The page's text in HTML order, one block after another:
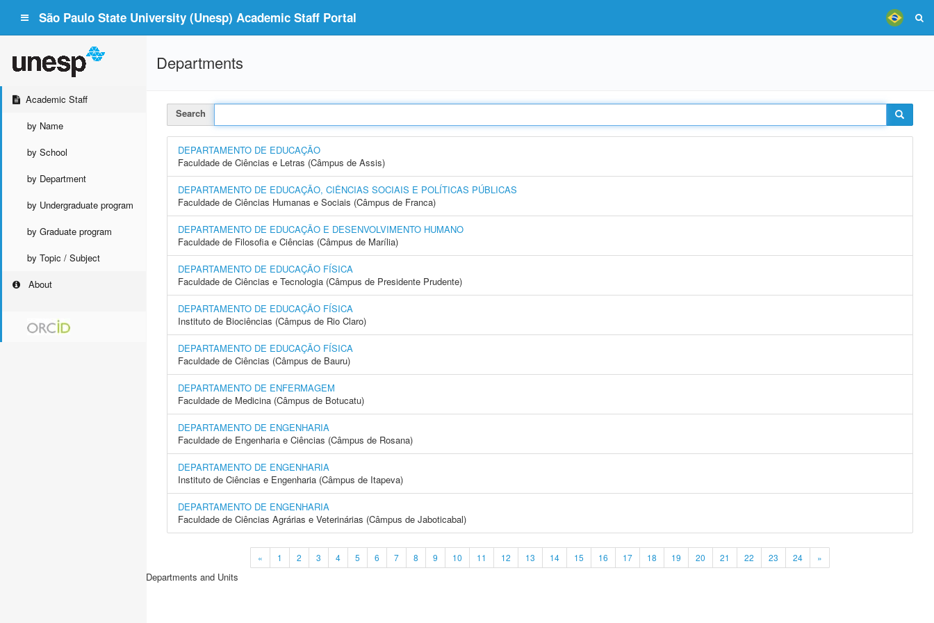
São Paulo State University (Unesp) Academic Staff Portal
Academic Staff
by Name
by School
by Department
by Undergraduate program
by Graduate program
by Topic / Subject
About
Departments
Search
DEPARTAMENTO DE EDUCAÇÃO
Faculdade de Ciências e Letras (Câmpus de Assis)
DEPARTAMENTO DE EDUCAÇÃO, CIÊNCIAS SOCIAIS E POLÍTICAS PÚBLICAS
Faculdade de Ciências Humanas e Sociais (Câmpus de Franca)
DEPARTAMENTO DE EDUCAÇÃO E DESENVOLVIMENTO HUMANO
Faculdade de Filosofia e Ciências (Câmpus de Marília)
DEPARTAMENTO DE EDUCAÇÃO FÍSICA
Faculdade de Ciências e Tecnologia (Câmpus de Presidente Prudente)
DEPARTAMENTO DE EDUCAÇÃO FÍSICA
Instituto de Biociências (Câmpus de Rio Claro)
DEPARTAMENTO DE EDUCAÇÃO FÍSICA
Faculdade de Ciências (Câmpus de Bauru)
DEPARTAMENTO DE ENFERMAGEM
Faculdade de Medicina (Câmpus de Botucatu)
DEPARTAMENTO DE ENGENHARIA
Faculdade de Engenharia e Ciências (Câmpus de Rosana)
DEPARTAMENTO DE ENGENHARIA
Instituto de Ciências e Engenharia (Câmpus de Itapeva)
DEPARTAMENTO DE ENGENHARIA
Faculdade de Ciências Agrárias e Veterinárias (Câmpus de Jaboticabal)
« 1 2 3 4 5 6 7 8 9 10 11 12 13 14 15 16 17 18 19 20 21 22 23 24 »
Departments and Units